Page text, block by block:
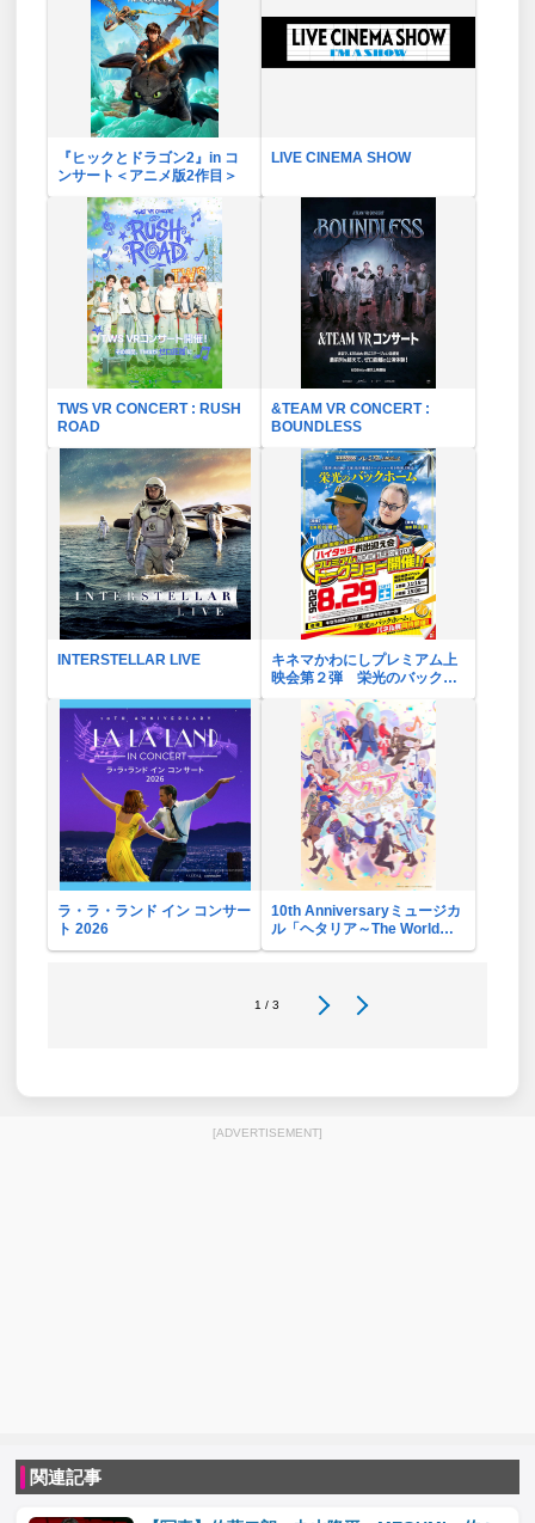
『ヒックとドラゴン2』in コ
ンサート＜アニメ版2作目＞
LIVE CINEMA SHOW
TWS VR CONCERT : RUSH
ROAD
&TEAM VR CONCERT :
BOUNDLESS
INTERSTELLAR LIVE
キネマかわにしプレミアム上
映会第２弾 栄光のバックホ
ラ・ラ・ランド イン コンサー
ト 2026
10th Anniversaryミュージカ
ル「ヘタリア～The World
Concert～」リバイバル・ビ
1 / 3
[ADVERTISEMENT]
関連記事